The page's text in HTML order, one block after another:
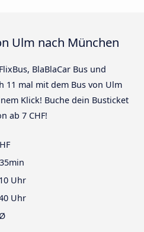
Ulm nach München
BlaBlaCar Bus und
11 mal mit dem Bus von Ulm
Klick! Buche dein Busticket
ab 7 CHF!
Uhr
Uhr